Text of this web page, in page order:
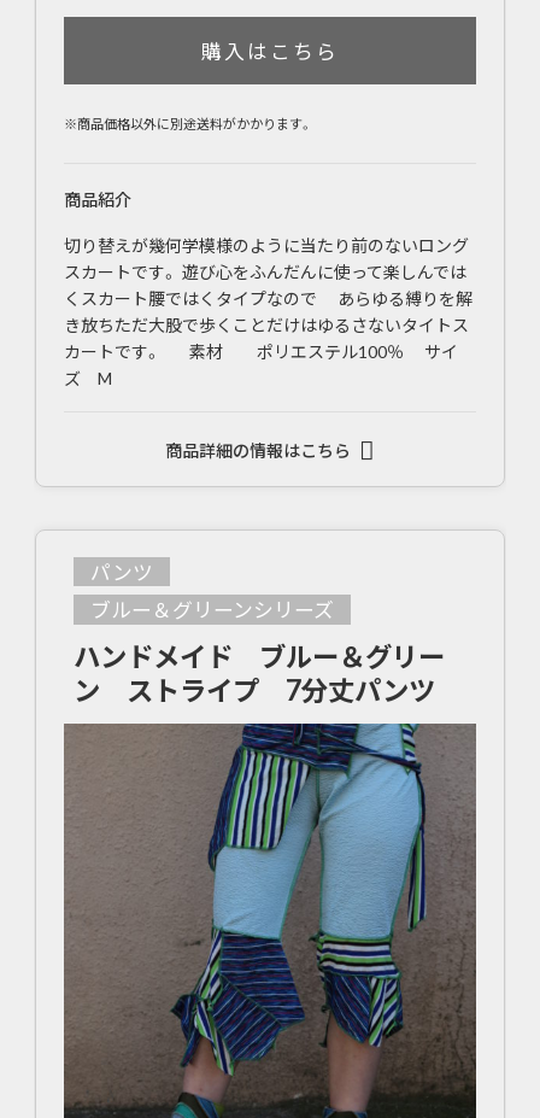
購入はこちら
※商品価格以外に別途送料がかかります。
商品紹介
切り替えが幾何学模様のように当たり前のないロング
スカートです。 遊び心をふんだんに使って楽しんでは
くスカート腰ではくタイプなので あらゆる縛りを解
き放ちただ大股で歩くことだけはゆるさないタイトス
カートです。 素材 ポリエステル100％ サイ
ズ M
商品詳細の情報はこちら
パンツ
ブルー＆グリーンシリーズ
ハンドメイド ブルー＆グリー
ン ストライプ 7分丈パンツ